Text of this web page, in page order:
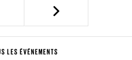
Next
LES ÉVÉNEMENTS